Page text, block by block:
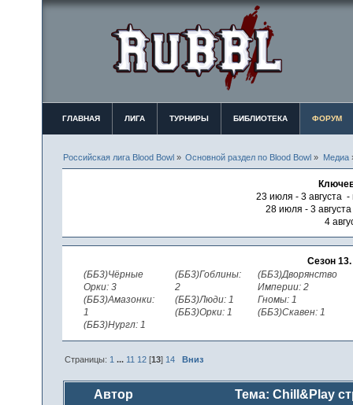
ГЛАВНАЯ ЛИГА ТУРНИРЫ БИБЛИОТЕКА ФОРУМ
Российская лига Blood Bowl » Основной раздел по Blood Bowl » Медиа
23 июля - 3 августа -
28 июля - 3
4
Сезон 13.
(ББ3)Чёрные
Орки: 3
(ББ3)Амазонки:
1
(ББ3)Нургл: 1
(ББ3)Гоблины:
2
(ББ3)Люди: 1
(ББ3)Орки: 1
(ББ3)Дворянство
Империи: 2
Гномы: 1
(ББ3)Скавен: 1
Страницы: 1 ... 11 12 [13] 14 Вниз
Автор Тема: Chill&Play